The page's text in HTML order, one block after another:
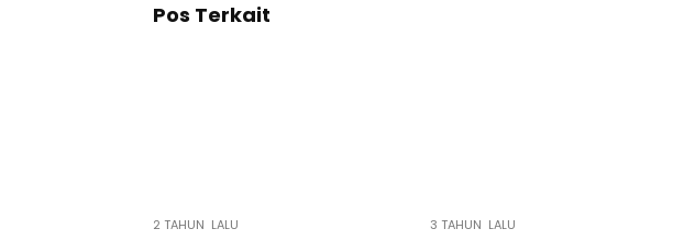
Pos Terkait
2 TAHUN LALU 3 TAHUN LALU